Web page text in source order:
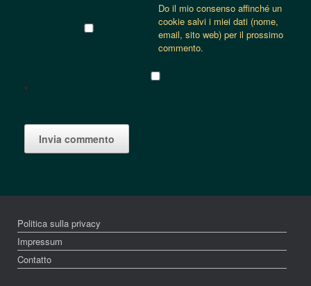
Do il mio consenso affinché un
cookie salvi i miei dati (nome,
email, sito web) per il prossimo
commento.
*
Politica sulla privacy
Impressum
Contatto